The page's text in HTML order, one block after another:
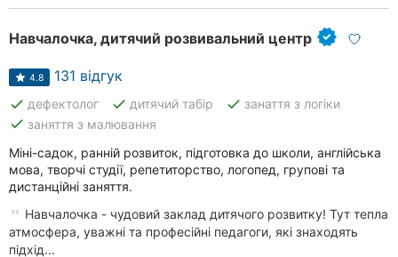
Навчалочка, дитячий розвивальний центр
4.8 131 відгук
done дефектолог done дитячий табір done занаття з логіки
done заняття з малювання
Міні-садок, ранній розвиток, підготовка до школи, англійська
мова, творчі студії, репетиторство, логопед, групові та
дистанційні заняття.
Навчалочка - чудовий заклад дитячого розвитку! Тут тепла
атмосфера, уважні та професійні педагоги, які знаходять
підхід...